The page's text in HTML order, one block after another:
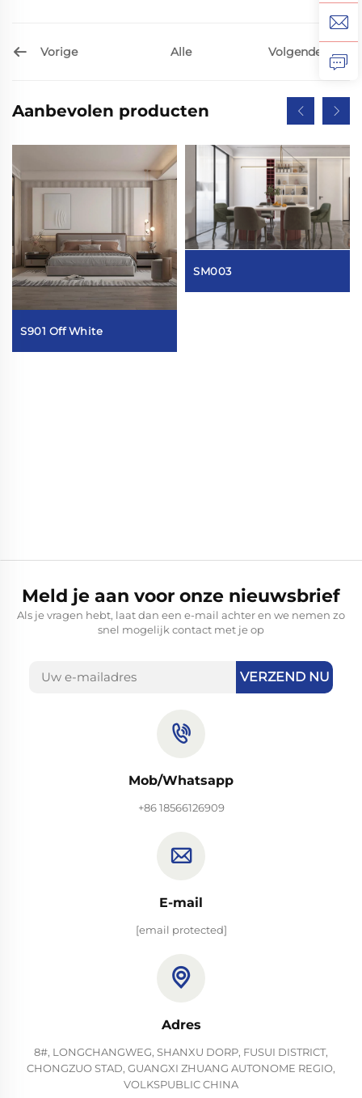
Vorige Alle Volgende
Aanbevolen producten
S901 Off White
SM003
Meld je aan voor onze nieuwsbrief
Als je vragen hebt, laat dan een e-mail achter en we nemen zo
snel mogelijk contact met je op
VERZEND NU
Mob/Whatsapp
+86 18566126909
E-mail
[email protected]
Adres
8#, LONGCHANGWEG, SHANXU DORP, FUSUI DISTRICT,
CHONGZUO STAD, GUANGXI ZHUANG AUTONOME REGIO,
VOLKSPUBLIC CHINA